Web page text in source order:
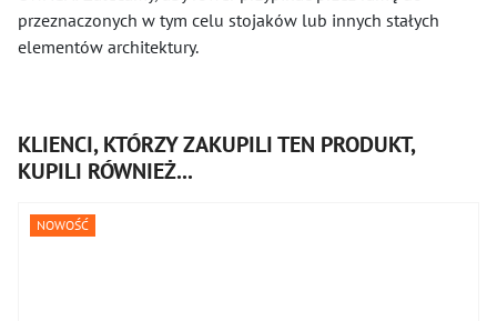
przeznaczonych w tym celu stojaków lub innych stałych
elementów architektury.
KLIENCI, KTÓRZY ZAKUPILI TEN PRODUKT,
KUPILI RÓWNIEŻ...
NOWOŚĆ